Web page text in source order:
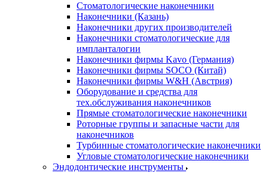
Стоматологические наконечники
Наконечники (Казань)
Наконечники других производителей
Наконечники стоматологические для
импланталогии
Наконечники фирмы Kavo (Германия)
Наконечники фирмы SOCO (Китай)
Наконечники фирмы W&H (Австрия)
Оборудование и средства для
тех.обслуживания наконечников
Прямые стоматологические наконечники
Роторные группы и запасные части для
наконечников
Турбинные стоматологические наконечники
Угловые стоматологические наконечники
Эндодонтические инструменты